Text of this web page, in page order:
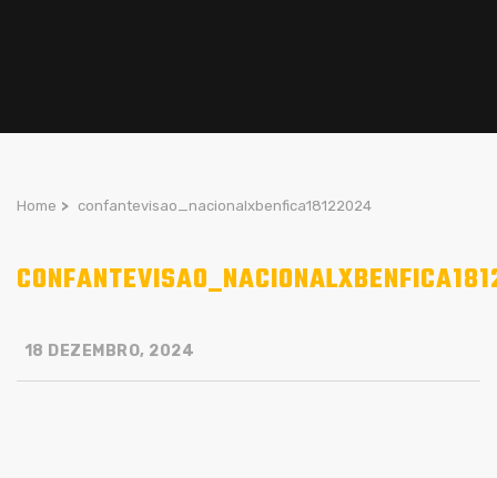
Home > confantevisao_nacionalxbenfica18122024
18 DEZEMBRO, 2024